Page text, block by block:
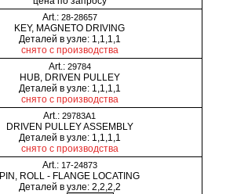
Art.: 28-28657
KEY, MAGNETO DRIVING
Деталей в узле: 1,1,1,1
снято с производства
Art.: 29784
HUB, DRIVEN PULLEY
Деталей в узле: 1,1,1,1
снято с производства
Art.: 29783A1
DRIVEN PULLEY ASSEMBLY
Деталей в узле: 1,1,1,1
снято с производства
Art.: 17-24873
PIN, ROLL - FLANGE LOCATING
Деталей в узле: 2,2,2,2